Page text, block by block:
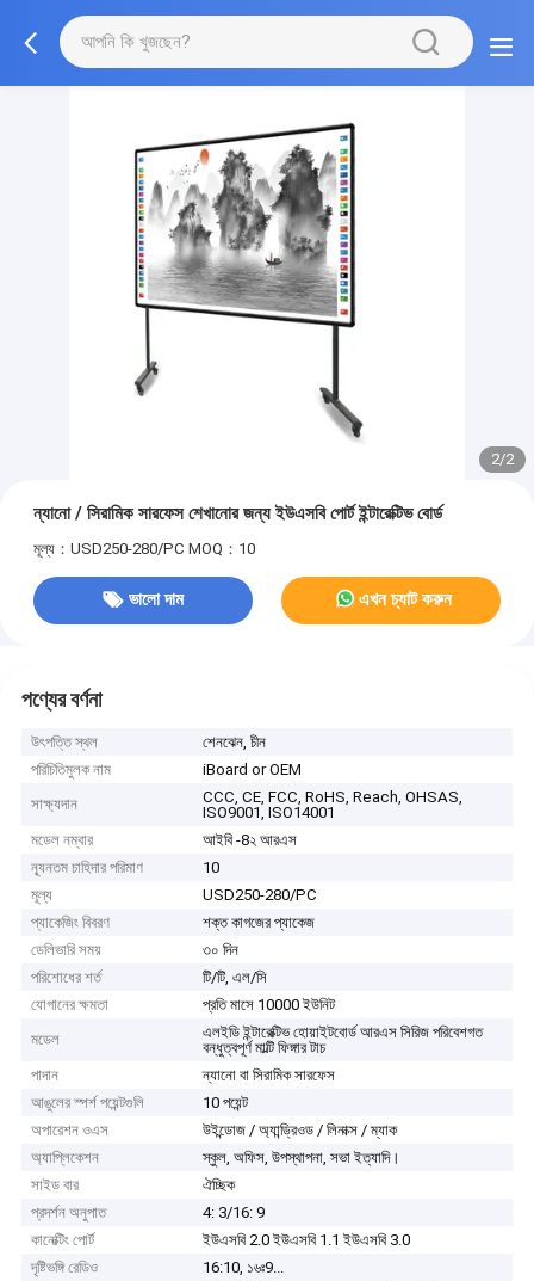
2/2
ন্যানো / সিরামিক সারফেস শেখানোর জন্য ইউএসবি পোর্ট ইন্টারেক্টিভ বোর্ড
মূল্য：USD250-280/PC MOQ：10
ভালো দাম এখন চ্যাট করুন
পণ্যের বর্ণনা
উৎপত্তি স্থল
শেনঝেন, চীন
পরিচিতিমুলক নাম
iBoard or OEM
সাক্ষ্যদান
CCC, CE, FCC, RoHS, Reach, OHSAS,
ISO9001, ISO14001
মডেল নম্বার
আইবি -8২ আরএস
ন্যূনতম চাহিদার পরিমাণ
10
মূল্য
USD250-280/PC
প্যাকেজিং বিবরণ
শক্ত কাগজের প্যাকেজ
ডেলিভারি সময়
৩০ দিন
পরিশোধের শর্ত
টি/টি, এল/সি
যোগানের ক্ষমতা
প্রতি মাসে 10000 ইউনিট
মডেল
এলইডি ইন্টারেক্টিভ হোয়াইটবোর্ড আরএস সিরিজ পরিবেশগত
বন্ধুত্বপূর্ণ মাল্টি ফিঙ্গার টাচ
পাদান
ন্যানো বা সিরামিক সারফেস
আঙুলের স্পর্শ পয়েন্টগুলি
10 পয়েন্ট
অপারেশন ওএস
উইন্ডোজ / অ্যান্ড্রিওড / লিনাক্স / ম্যাক
অ্যাপ্লিকেশন
স্কুল, অফিস, উপস্থাপনা, সভা ইত্যাদি।
সাইড বার
ঐচ্ছিক
প্রদর্শন অনুপাত
4: 3/16: 9
কানেক্টিং পোর্ট
ইউএসবি 2.0 ইউএসবি 1.1 ইউএসবি 3.0
দৃষ্টিভঙ্গি রেডিও
16:10, ১৬ঃ9...